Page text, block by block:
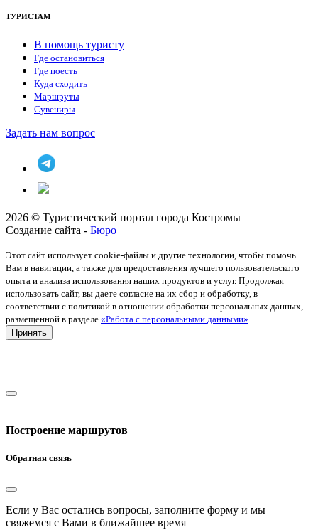
ТУРИСТАМ
В помощь туристу
Где остановиться
Где поесть
Куда сходить
Маршруты
Сувениры
Задать нам вопрос
2026 © Туристический портал города Костромы
Создание сайта - Бюро
Этот сайт использует cookie-файлы и другие технологии, чтобы помочь
Вам в навигации, а также для предоставления лучшего пользовательского
опыта и анализа использования наших продуктов и услуг. Продолжая
использовать сайт, вы даете согласие на их сбор и обработку, в
соответствии с политикой в отношении обработки персональных данных,
размещенной в разделе «Работа с персональными данными»
Принять
Построение маршрутов
Обратная связь
Если у Вас остались вопросы, заполните форму и мы
свяжемся с Вами в ближайшее время